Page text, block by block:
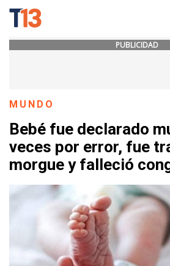
PUBLICIDAD
MUNDO
Bebé fue declarado
veces por error, fue
morgue y falleció